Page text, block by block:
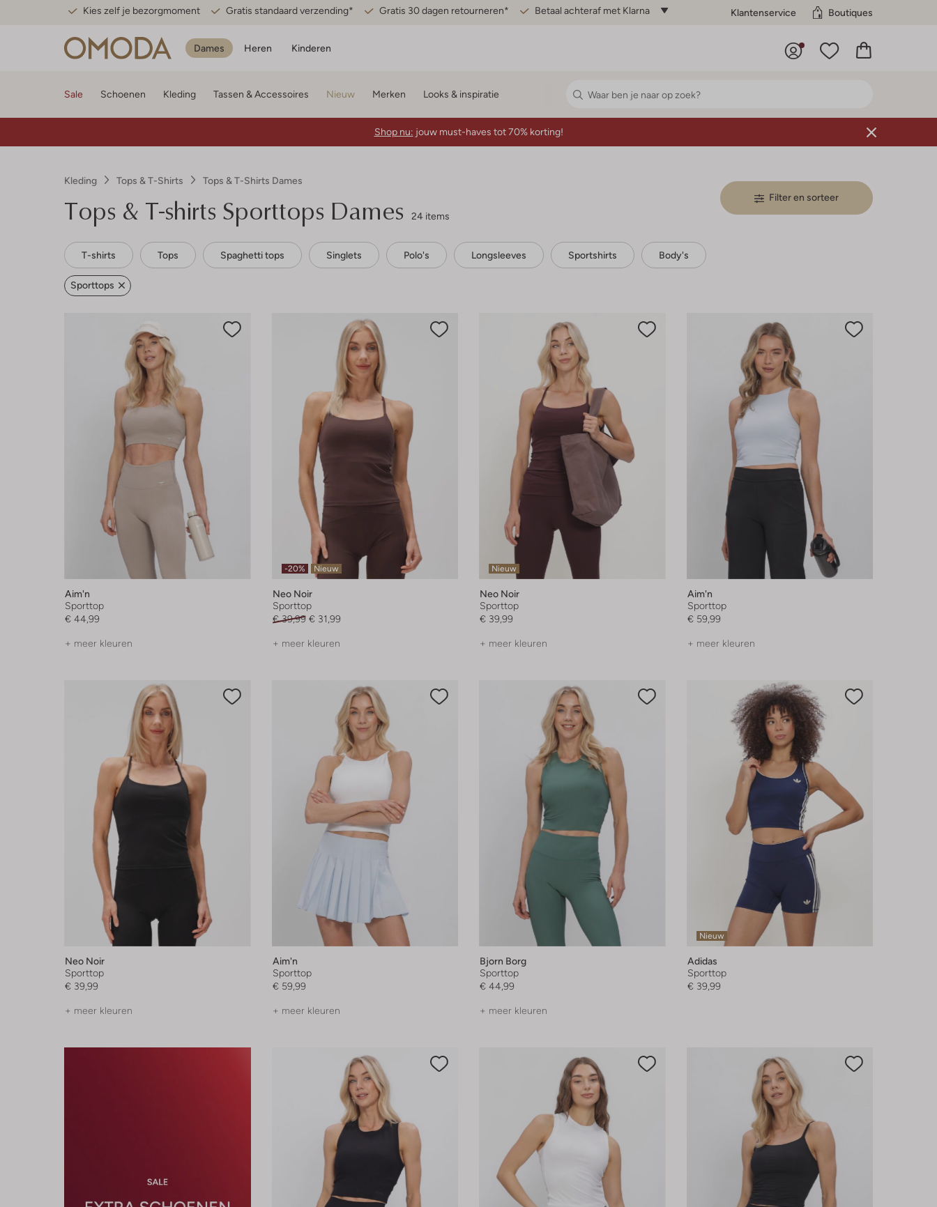
Kies zelf je bezorgmoment Gratis standaard verzending* Gratis 30 dagen retourneren* Betaal achteraf met Klarna Klantenservice Boutiques
Dames Heren Kinderen
Sale Schoenen Kleding Tassen & Accessoires Nieuw Merken Looks & inspiratie
Shop nu: jouw must-haves tot 70% korting!
Kleding Tops & T-Shirts Tops & T-Shirts Dames
Tops & T-shirts Sporttops Dames 24 items
Filter en sorteer
T-shirts Tops Spaghetti tops Singlets Polo's Longsleeves Sportshirts Body's
Sporttops
Aim'n
Sporttop
€ 44,99
+ meer kleuren
-20% Nieuw
Neo Noir
Sporttop
€ 39,99 € 31,99
+ meer kleuren
Nieuw
Neo Noir
Sporttop
€ 39,99
+ meer kleuren
Aim'n
Sporttop
€ 59,99
+ meer kleuren
Neo Noir
Sporttop
€ 39,99
+ meer kleuren
Aim'n
Sporttop
€ 59,99
+ meer kleuren
Bjorn Borg
Sporttop
€ 44,99
+ meer kleuren
Nieuw
Adidas
Sporttop
€ 39,99